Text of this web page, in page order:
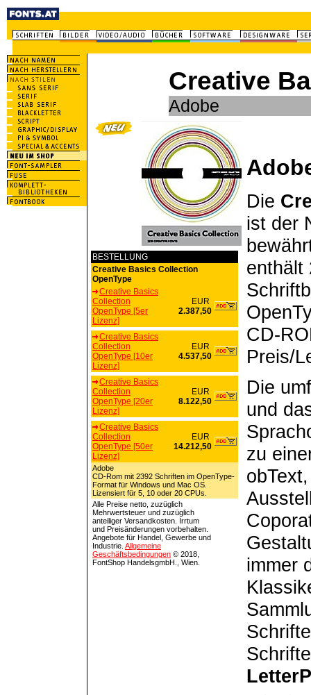
Creative
Adobe
BESTELLUNG
Creative Basics Collection
OpenType
Creative Basics
Collection
OpenType [5er
Lizenz]
EUR
2.387,50
Creative Basics
Collection
OpenType [10er
Lizenz]
EUR
4.537,50
Creative Basics
Collection
OpenType [20er
Lizenz]
EUR
8.122,50
Creative Basics
Collection
OpenType [50er
Lizenz]
EUR
14.212,50
Adobe
CD-Rom mit 2392 Schriften im OpenType-
Format für Windows und Mac OS.
Lizensiert für 5, 10 oder 20 CPUs.
Alle Preise netto, zuzüglich
Mehrwertsteuer und zuzüglich
anteiliger Versandkosten. Irrtum
und Preisänderungen vorbehalten.
Angebote für Handel, Gewerbe und
Industrie. Allgemeine
Geschäftsbedingungen © 2018,
FontShop HandelsgmbH., Wien.
Die
ist der
enthält
CD-
Preis/
Die
und
zu
immer